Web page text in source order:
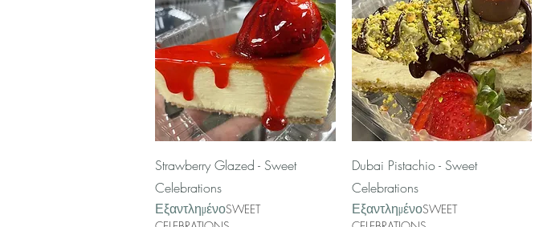
Γρήγορη προβολή
Strawberry Glazed - Sweet
Celebrations
ΕξαντλημένοSWEET
Γρήγορη προβολή
Dubai Pistachio - Sweet
Celebrations
ΕξαντλημένοSWEET